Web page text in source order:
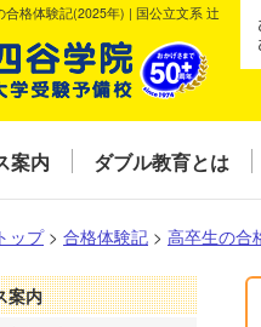
合格体験記(2025年) | 国公立文系 辻󠄀
案内 ダブル教育とは
ップ > 合格体験記 > 高卒生の合
案内